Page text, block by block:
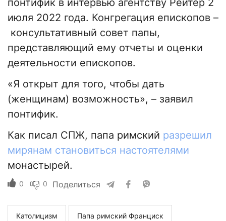
понтифик в интервью агентству Рейтер 2
июля 2022 года. Конгрегация епископов –
консультативный совет папы,
представляющий ему отчеты и оценки
деятельности епископов.
«Я открыт для того, чтобы дать
(женщинам) возможность», – заявил
понтифик.
Как писал СПЖ, папа римский разрешил
мирянам становиться настоятелями
монастырей.
0 0 Поделиться
Католицизм Папа римский Франциск